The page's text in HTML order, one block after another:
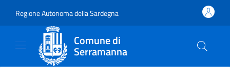
Regione Autonoma della Sardegna
Comune di
Serramanna